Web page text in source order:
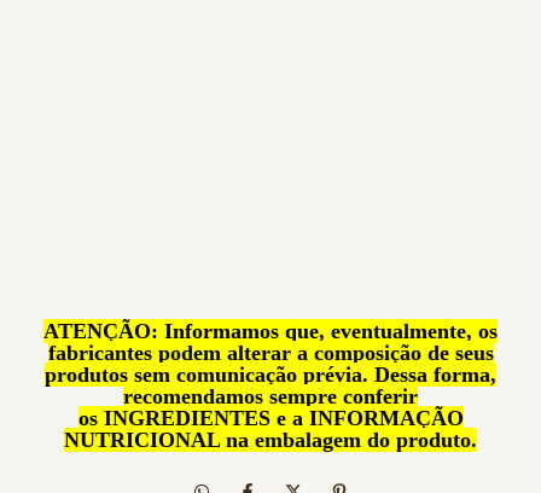
ATENÇÃO: Informamos que, eventualmente, os
fabricantes podem alterar a composição de seus
produtos sem comunicação prévia. Dessa forma,
recomendamos sempre conferir
os INGREDIENTES e a INFORMAÇÃO
NUTRICIONAL na embalagem do produto.